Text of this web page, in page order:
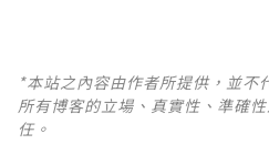
*本站之內容由作者所提供，並不
所有博客的立場、真實性、準確
任。